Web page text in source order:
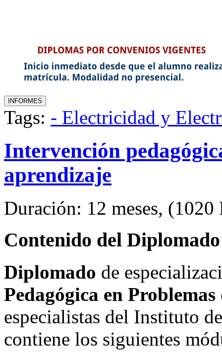
Tags: - Electricidad y
Intervención
aprendizaje
Duración: 12 meses,
Contenido del
Diplomado de
Pedagógica en
especialistas del Instituto
contiene los siguientes